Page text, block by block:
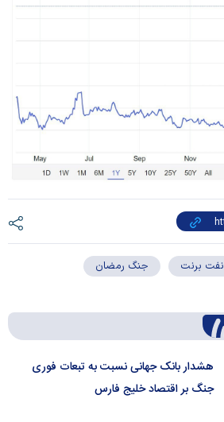
نفت برنت جنگ رمضان
هشدار بانک جهانی نسبت به تبعات فوری
جنگ بر اقتصاد خلیج فارس